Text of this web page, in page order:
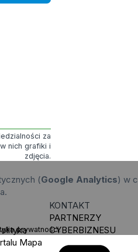
za
nich grafiki i
zdjęcia.
(Google Analytics) w
prywatności.
Mapa
KONTAKT
PARTNERZY
CYBERBIZNESU